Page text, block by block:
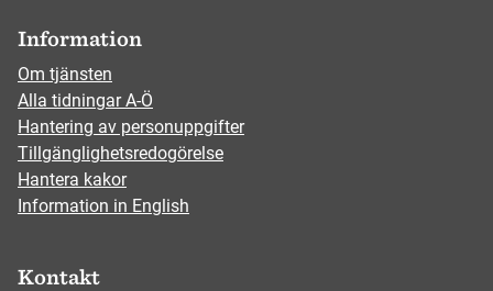
Information
Om tjänsten
Alla tidningar A-Ö
Hantering av personuppgifter
Tillgänglighetsredogörelse
Hantera kakor
Information in English
Kontakt